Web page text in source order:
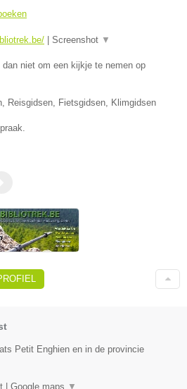
Screenshot ▼
niet om een kijkje te nemen op
Reisgidsen, Fietsgidsen, Klimgidsen
Petit Enghien en in de provincie
| Google maps ▼